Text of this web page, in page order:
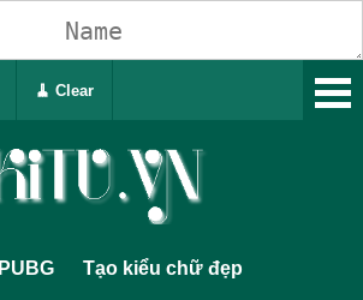
PUBG Tạo kiểu chữ đẹp
🧹 Clear